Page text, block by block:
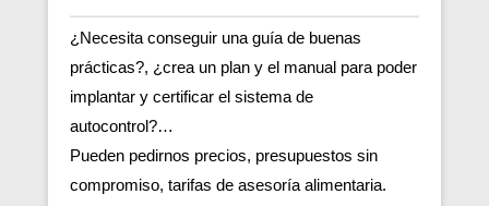
¿Necesita conseguir una guía de buenas
prácticas?, ¿crea un plan y el manual para poder
implantar y certificar el sistema de
autocontrol?…
Pueden pedirnos precios, presupuestos sin
compromiso, tarifas de asesoría alimentaria.